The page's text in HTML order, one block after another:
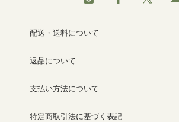
配送・送料について
返品について
支払い方法について
特定商取引法に基づく表記